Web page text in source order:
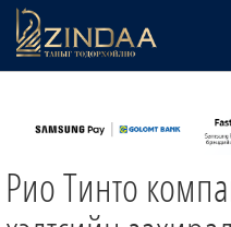
ТВ8
ӨГЛӨӨНИЙ СОНИН
АУДИО ЗОХИОЛ
Рио Тинто